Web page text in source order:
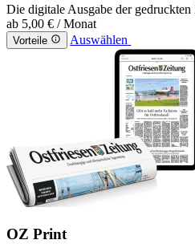
Die digitale Ausgabe der
ab 5,00 € / Monat
Vorteile Auswählen
OZ Print